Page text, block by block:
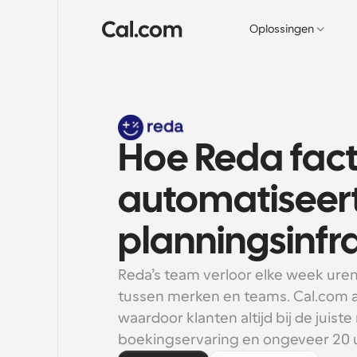
Oplossingen
Hoe Reda
Reda’s team verloor elke week
tussen merken en teams.
waardoor klanten altijd bij de
boekingservaring en ongeveer 20